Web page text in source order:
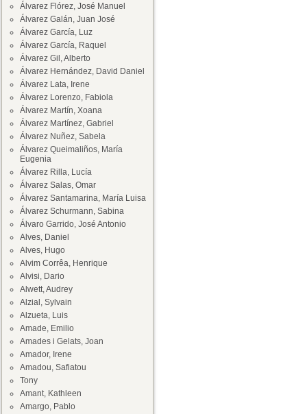
Álvarez Flórez, José Manuel
Álvarez Galán, Juan José
Álvarez García, Luz
Álvarez García, Raquel
Álvarez Gil, Alberto
Álvarez Hernández, David Daniel
Álvarez Lata, Irene
Álvarez Lorenzo, Fabiola
Álvarez Martín, Xoana
Álvarez Martínez, Gabriel
Álvarez Nuñez, Sabela
Álvarez Queimaliños, María
Eugenia
Álvarez Rilla, Lucía
Álvarez Salas, Omar
Álvarez Santamarina, María Luisa
Álvarez Schurmann, Sabina
Álvaro Garrido, José Antonio
Alves, Daniel
Alves, Hugo
Alvim Corrêa, Henrique
Alvisi, Dario
Alwett, Audrey
Alzial, Sylvain
Alzueta, Luis
Amade, Emilio
Amades i Gelats, Joan
Amador, Irene
Amadou, Safiatou
Tony
Amant, Kathleen
Amargo, Pablo